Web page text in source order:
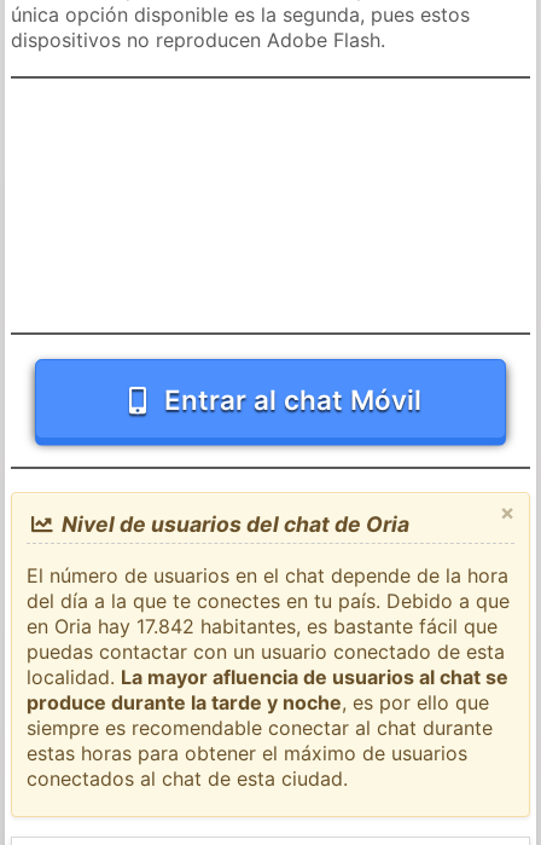
única opción disponible es la segunda, pues estos
dispositivos no reproducen Adobe Flash.
Entrar al chat Móvil
×
Nivel de usuarios del chat de Oria
El número de usuarios en el chat depende de la hora
del día a la que te conectes en tu país. Debido a que
en Oria hay 17.842 habitantes, es bastante fácil que
puedas contactar con un usuario conectado de esta
localidad. La mayor afluencia de usuarios al chat se
produce durante la tarde y noche, es por ello que
siempre es recomendable conectar al chat durante
estas horas para obtener el máximo de usuarios
conectados al chat de esta ciudad.